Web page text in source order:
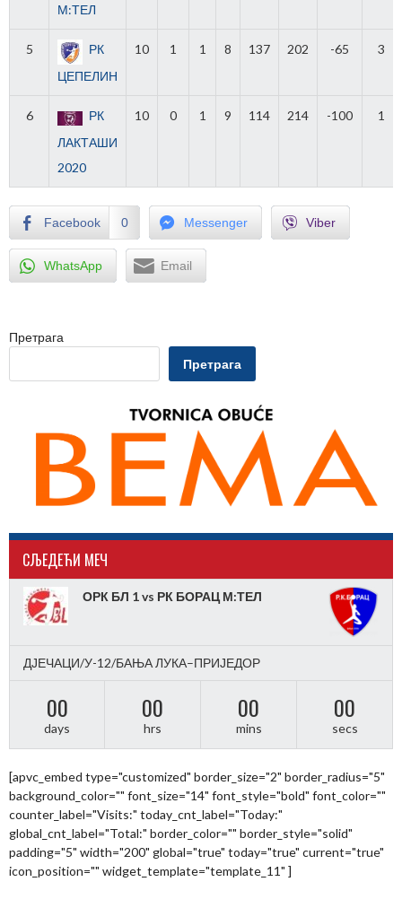
М:ТЕЛ
5
РК
ЦЕПЕЛИН
10 1 1 8 137 202 -65 3
6
РК
ЛАКТАШИ
2020
10 0 1 9 114 214 -100 1
Facebook 0 Messenger Viber
WhatsApp Email
Претрага
Претрага
CЉЕДЕЋИ МЕЧ
ОРК БЛ 1 vs РК БОРАЦ М:ТЕЛ
ДЈЕЧАЦИ/У-12/БАЊА ЛУКА–ПРИЈЕДОР
00
days
00
hrs
00
mins
00
secs
[apvc_embed type="customized" border_size="2" border_radius="5"
background_color="" font_size="14" font_style="bold" font_color=""
counter_label="Visits:" today_cnt_label="Today:"
global_cnt_label="Total:" border_color="" border_style="solid"
padding="5" width="200" global="true" today="true" current="true"
icon_position="" widget_template="template_11" ]